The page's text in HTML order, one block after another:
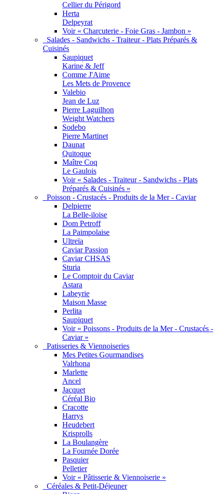
Cellier du Périgord
Herta
Delpeyrat
Voir « Charcuterie - Foie Gras - Jambon »
Salades - Sandwichs - Traiteur - Plats Préparés &
Cuisinés
Saupiquet
Karine & Jeff
Comme J'Aime
Les Mets de Provence
Valebio
Jean de Luz
Pierre Laguilhon
Weight Watchers
Sodebo
Pierre Martinet
Daunat
Quitoque
Maître Coq
Le Gaulois
Voir « Salades - Traiteur - Sandwichs - Plats
Préparés & Cuisinés »
Poisson - Crustacés - Produits de la Mer - Caviar
Delpierre
La Belle-iloise
Dom Petroff
La Paimpolaise
Ultreïa
Caviar Passion
Caviar CHSAS
Sturia
Le Comptoir du Caviar
Astara
Labeyrie
Maison Masse
Perlita
Saupiquet
Voir « Poissons - Produits de la Mer - Crustacés -
Caviar »
Patisseries & Viennoiseries
Mes Petites Gourmandises
Valrhona
Marlette
Ancel
Jacquet
Céréal Bio
Cracotte
Harrys
Heudebert
Krisprolls
La Boulangère
La Fournée Dorée
Pasquier
Pelletier
Voir « Pâtisserie & Viennoiserie »
Céréales & Petit-Déjeuner